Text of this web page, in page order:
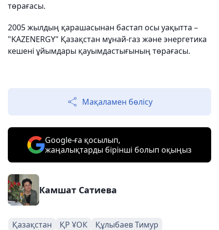
төрағасы.
2005 жылдың қарашасынан бастап осы уақытта –
"KAZENERGY" Қазақстан мұнай-газ және энергетика
кешені ұйымдары қауымдастығының төрағасы.
Мақаламен бөлісу
Google-ға қосылып,
жаңалықтарды бірінші болып оқыңыз
Камшат Сатиева
Қазақстан ҚР ҰОК Құлыбаев Тимур